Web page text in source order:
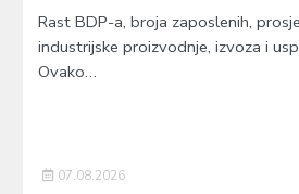
Rast BDP-a, broja zaposlenih,
industrijske proizvodnje, izvoza i
Ovako…
07.08.2026